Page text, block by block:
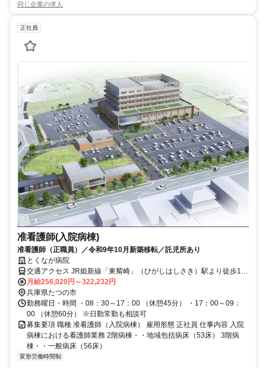
同じ企業の求人
正社員
准看護師(入院病棟)
准看護師（正職員）／令和9年10月新築移転／託児所あり
とくなが病院
交通アクセス JR姫新線「東觜崎」（ひがしはしさき）駅より徒歩10
分
月給256,020円～322,232円
兵庫県たつの市
勤務曜日・時間 ・08：30～17：00 （休憩45分） ・17：00～09：
00 （休憩60分） ※日勤常勤も相談可
募集要項 職種 准看護師（入院病棟） 雇用形態 正社員 仕事内容 入院
病棟における看護師業務 2階病棟・・地域包括病床（53床） 3階病
棟・・一般病床（56床）
変形労働時間制